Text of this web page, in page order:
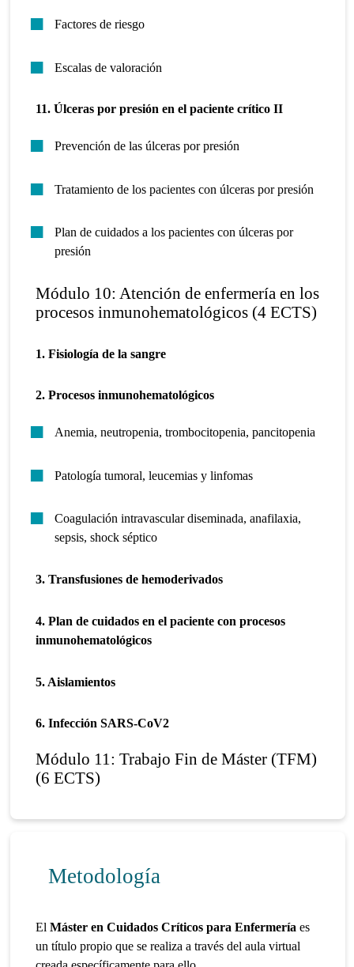
Factores de riesgo
Escalas de valoración
11. Úlceras por presión en el paciente crítico II
Prevención de las úlceras por presión
Tratamiento de los pacientes con úlceras por presión
Plan de cuidados a los pacientes con úlceras por
presión
Módulo 10: Atención de enfermería en los
procesos inmunohematológicos (4 ECTS)
1. Fisiología de la sangre
2. Procesos inmunohematológicos
Anemia, neutropenia, trombocitopenia, pancitopenia
Patología tumoral, leucemias y linfomas
Coagulación intravascular diseminada, anafilaxia,
sepsis, shock séptico
3. Transfusiones de hemoderivados
4. Plan de cuidados en el paciente con procesos
inmunohematológicos
5. Aislamientos
6. Infección SARS-CoV2
Módulo 11: Trabajo Fin de Máster (TFM)
(6 ECTS)
Metodología
ElMáster en Cuidados Críticos para Enfermería es
un título propio que se realiza a través del aula virtual